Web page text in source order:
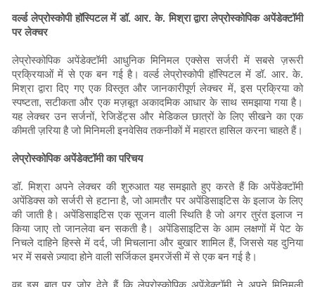
वर्ल्ड लेप्रोस्कोपी हॉस्पिटल में डॉ. आर. के. मिश्रा द्वारा लेप्रोस्कोपिक अपेंडेक्टॉमी
पर लेक्चर
लेप्रोस्कोपिक अपेंडेक्टॉमी आधुनिक मिनिमल एक्सेस सर्जरी में सबसे ज़रूरी
प्रक्रियाओं में से एक बन गई है। वर्ल्ड लेप्रोस्कोपी हॉस्पिटल में डॉ. आर. के.
मिश्रा द्वारा दिए गए एक विस्तृत और जानकारीपूर्ण लेक्चर में, इस प्रक्रिया को
स्पष्टता, सटीकता और एक मज़बूत अकादमिक आधार के साथ समझाया गया है।
यह लेक्चर उन सर्जनों, रेजिडेंट्स और मेडिकल छात्रों के लिए सीखने का एक
कीमती ज़रिया है जो मिनिमली इनवेसिव तकनीकों में महारत हासिल करना चाहते हैं।
लेप्रोस्कोपिक अपेंडेक्टॉमी का परिचय
डॉ. मिश्रा अपने लेक्चर की शुरुआत यह समझाते हुए करते हैं कि अपेंडेक्टॉमी
अपेंडिक्स को सर्जरी से हटाना है, जो आमतौर पर अपेंडिसाइटिस के इलाज के लिए
की जाती है। अपेंडिसाइटिस एक सूजन वाली स्थिति है जो अगर तुरंत इलाज न
किया जाए तो जानलेवा बन सकती है। अपेंडिसाइटिस के आम लक्षणों में पेट के
निचले दाहिने हिस्से में दर्द, जी मिचलाना और बुखार शामिल हैं, जिससे यह दुनिया
भर में सबसे ज़्यादा होने वाली सर्जिकल इमरजेंसी में से एक बन गई है।